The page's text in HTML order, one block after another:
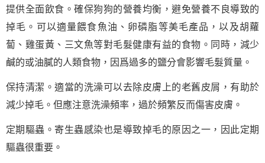
提供全面飲食。確保狗狗的營養均衡，避免營養不良導致的
掉毛。可以適量餵食魚油、卵磷脂等美毛產品，以及胡蘿
蔔、雞蛋黃、三文魚等對毛髮健康有益的食物。同時，減少
鹹的或油膩的人類食物，因爲過多的鹽分會影響毛髮質量。
保持清潔。適當的洗澡可以去除皮膚上的老舊皮屑，有助於
減少掉毛。但應注意洗澡頻率，過於頻繁反而傷害皮膚。
定期驅蟲。寄生蟲感染也是導致掉毛的原因之一，因此定期
驅蟲很重要。